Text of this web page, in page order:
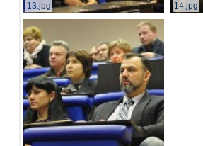
13.jpg 14.jpg